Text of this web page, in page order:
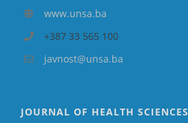
www.unsa.ba
+387 33 565 100
javnost@unsa.ba
JOURNAL OF HEALTH SCIENCES